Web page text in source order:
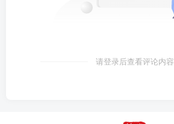
请登录后查看评论内容